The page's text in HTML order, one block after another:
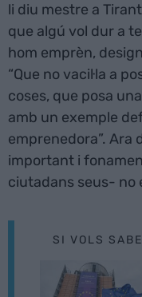
li diu mestre a
que algú vol dur a
hom emprèn,
“Que no vacil·la a
coses, que posa
amb un exemple
emprenedora”. Ara
important i
ciutadans seus- no
SI VOLS